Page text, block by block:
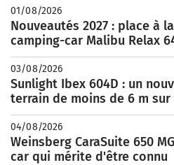
01/08/2026
Nouveautés 2027 : place à
camping-car Malibu Relax
03/08/2026
Sunlight Ibex 604D : un
terrain de moins de 6 m sur
04/08/2026
Weinsberg CaraSuite 650
car qui mérite d'être connu